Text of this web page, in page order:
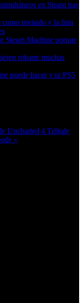
en Steam tras
como invitado y la lista
Steam Machine porque
robarte muchas
puede hacer y tu PS5
Uncharted 4 Telltale
»